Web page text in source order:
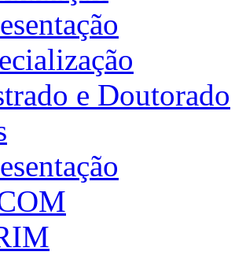
e Doutorado